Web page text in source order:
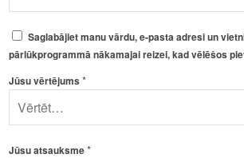
Saglabājiet manu vārdu, e-pasta adresi un
pārlūkprogrammā nākamajai reizei, kad vēlēšos
Jūsu vērtējums*
Jūsu atsauksme*